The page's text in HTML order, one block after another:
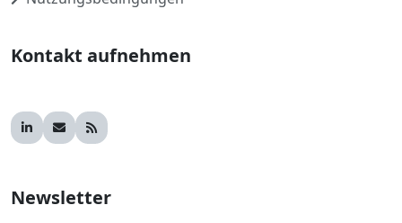
Kontakt aufnehmen
Newsletter